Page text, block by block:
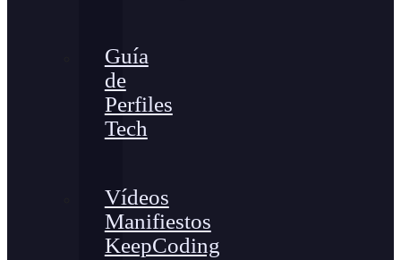
Guía
de
Perfiles
Tech
Vídeos
Manifiestos
KeepCoding